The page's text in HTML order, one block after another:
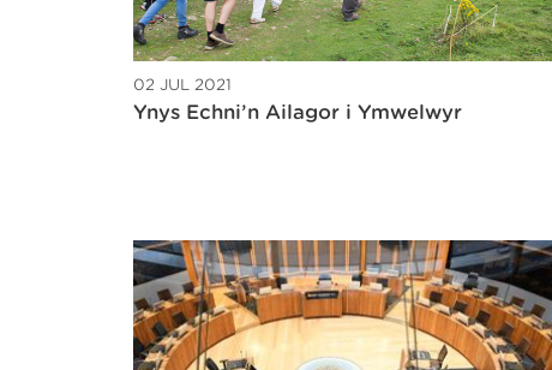
02 JUL 2021
Ynys Echni’n Ailagor i Ymwelwyr